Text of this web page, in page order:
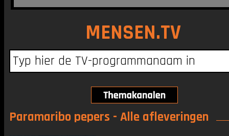
MENSEN.TV
Paramaribo pepers - Alle afleveringen